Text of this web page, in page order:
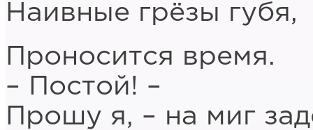
Наивные грёзы губя,
Проносится время.
– Постой! –
Прошу я, – на миг